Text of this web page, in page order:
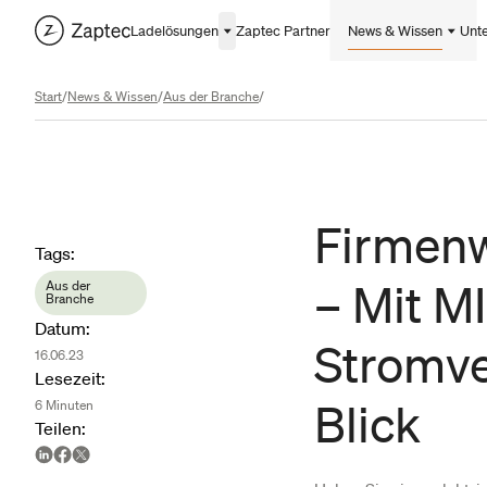
Ladelösungen Zaptec Partner News & Wissen
Start/News & Wissen/Aus der Branche/
– Mit
Blick
Article metadata
Tags:
Aus der
Branche
Datum:
16.06.23
Lesezeit:
6 Minuten
Teilen: